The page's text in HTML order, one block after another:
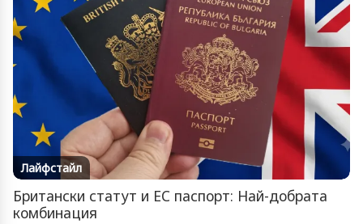
Лайфстайл
Британски статут и ЕС паспорт: Най-добрата
комбинация